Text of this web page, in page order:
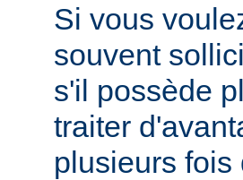
Si vous
souvent
s'il possède
traiter
plusieurs fois